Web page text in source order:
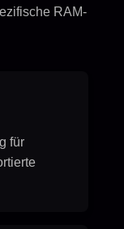
RAM-
für